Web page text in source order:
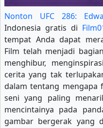
Nonton UFC 286:
Indonesia gratis di
tempat Anda dapat
Film telah menjadi
menghibur,
cerita yang tak
dalam tentang mengapa
seni yang paling
mencintainya pada
gambar bergerak yang